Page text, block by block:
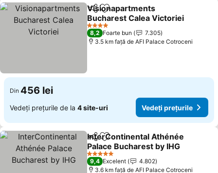
DistribuițiAdăugaţi la favorite
Visionapartments
Bucharest Calea Victoriei
4 Stele
8,2 Foarte bun
7.305
3.5 km faţă de AFI Palace Cotroceni
Din 456 lei
Vedeți prețurile de la 4 site-uri Vedeți prețurile
DistribuițiAdăugaţi la favorite
InterContinental Athénée
Palace Bucharest by IHG
5 Stele
9,4 Excelent
4.802
3.6 km faţă de AFI Palace Cotroceni